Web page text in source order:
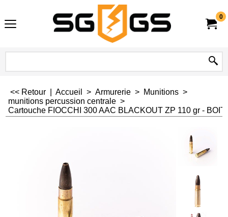
0
<< Retour Accueil > Armurerie > Munitions >
munitions percussion centrale >
Cartouche FIOCCHI 300 AAC BLACKOUT ZP 110 gr -